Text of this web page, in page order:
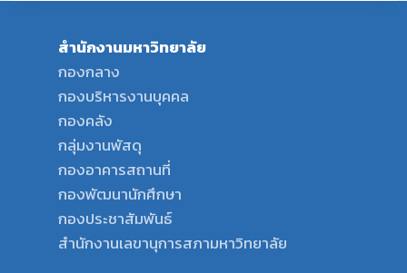
สำนักงานมหาวิทยาลัย
กองกลาง
กองบริหารงานบุคคล
กองคลัง
กลุ่มงานพัสดุ
กองอาคารสถานที่
กองพัฒนานักศึกษา
กองประชาสัมพันธ์
สำนักงานเลขานุการสภามหาวิทยาลัย